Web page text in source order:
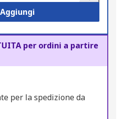
Aggiungi
per ordini a partire
per la spedizione da